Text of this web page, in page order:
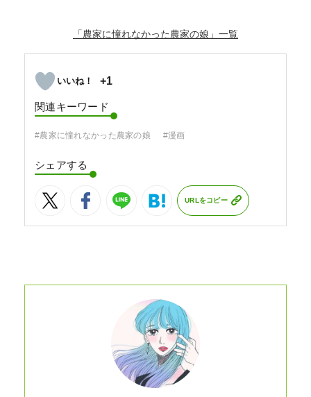
「農家に憧れなかった農家の娘」
+1
関連キーワード
#農家に憧れなかった農家の娘 #漫画
シェアする
URLをコピー